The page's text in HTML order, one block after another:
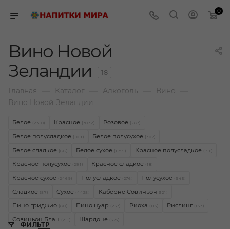
0
Вино Новой
Зеландии
18
Главная Каталог Алкоголь Вино
Вино Новой Зеландии
Белое (2310) Красное (3032) Розовое (283)
Белое полусладкое (109) Белое полусухое (302)
Белое сладкое Белое сухое (1755) Красное полусладкое (151)
Красное полусухое (291) Красное сладкое (18)
Красное сухое (2469) Полусладкое (276) Полусухое (645)
Сладкое (87) Сухое (4428) Каберне Совиньон (121)
Пино гриджио (80) Пино нуар (233) Риоха (115) Рислинг (153)
Совиньон Блан (211) Шардоне (325)
ФИЛЬТР